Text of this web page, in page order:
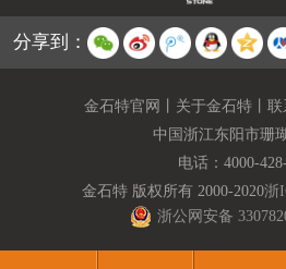
分享到：
金石特官网 关于金石特 联
中国浙江东阳市珊
电话： 4000-
金石特 版权所有 2000-2020浙
浙公网安备